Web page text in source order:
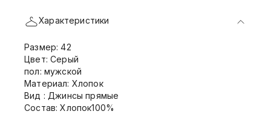
Характеристики
Размер: 42
Цвет: Серый
пол: мужской
Материал: Хлопок
Вид : Джинсы прямые
Состав: Хлопок100%